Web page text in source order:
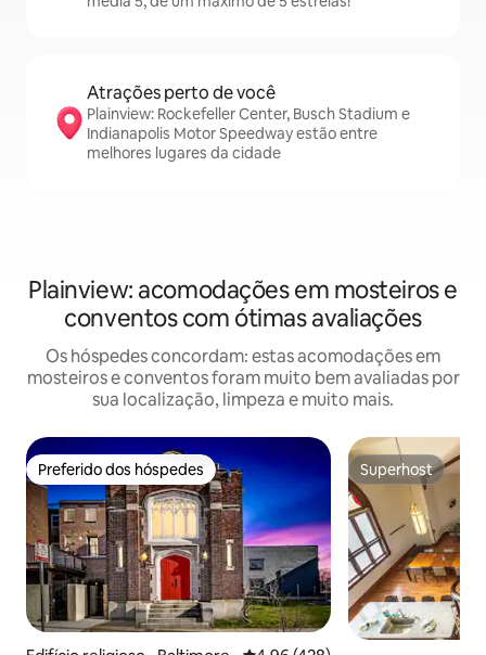
Atrações perto de você
Plainview: Rockefeller Center, Busch Stadium e
Indianapolis Motor Speedway estão entre
melhores lugares da cidade
Plainview: acomodações em mosteiros e
conventos com ótimas avaliações
Os hóspedes concordam: estas acomodações em
mosteiros e conventos foram muito bem avaliadas por
sua localização, limpeza e muito mais.
Preferido dos hóspedes
Preferido dos hóspedes Superhost
Superhost